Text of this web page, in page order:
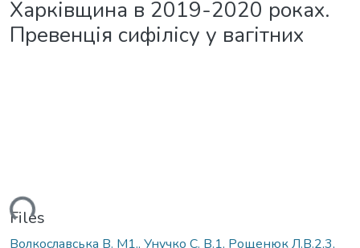
Харківщина в 2019-2020 роках.
Превенція сифілісу у вагітних
Files
Волкославська В. М1., Унучко С. В.1, Рощенюк Л.В.2,3,